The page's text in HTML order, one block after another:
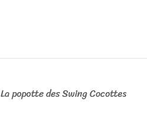
La popotte des Swing Cocottes